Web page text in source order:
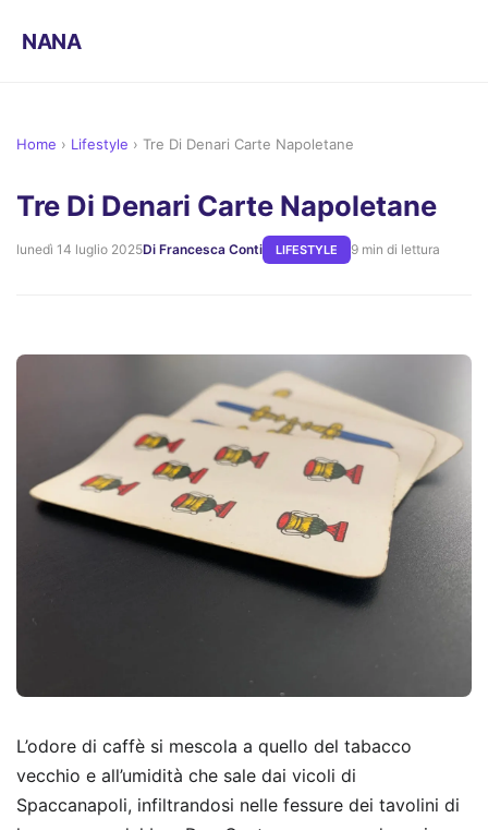
NANA
Home › Lifestyle › Tre Di Denari Carte Napoletane
Tre Di Denari Carte Napoletane
lunedì 14 luglio 2025Di Francesca Conti LIFESTYLE 9 min di lettura
L’odore di caffè si mescola a quello del tabacco
vecchio e all’umidità che sale dai vicoli di
Spaccanapoli, infiltrandosi nelle fessure dei tavolini di